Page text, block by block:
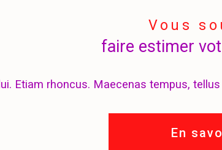
Vous
faire estimer
Etiam rhoncus. Maecenas tempus,
En